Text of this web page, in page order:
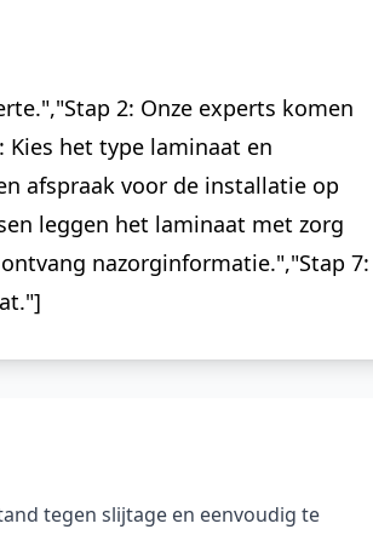
2: Onze experts komen
Kies het type laminaat en
afspraak voor de installatie op
leggen het laminaat met zorg
nazorginformatie.","Stap 7:
tegen slijtage en eenvoudig te